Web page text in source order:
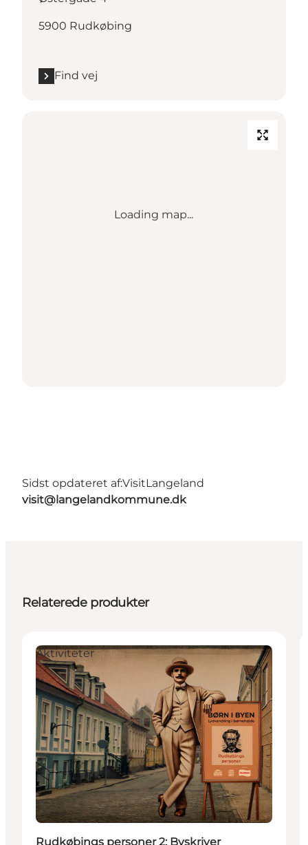
5900 Rudkøbing
Find vej
Loading map...
Sidst opdateret af:VisitLangeland
visit@langelandkommune.dk
Relaterede produkter
Aktiviteter
Rudkøbings personer 2: Byskriver